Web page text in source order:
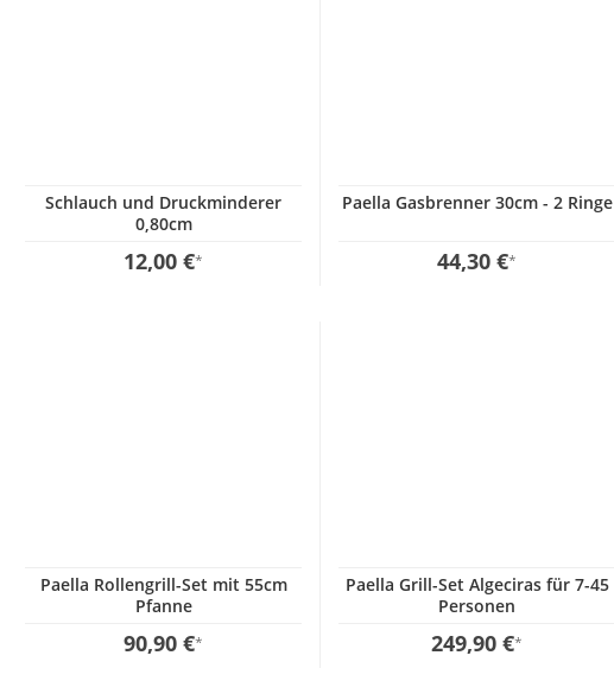
Schlauch und Druckminderer
0,80cm
12,00 €*
Paella Gasbrenner 30cm - 2 Ringe
44,30 €*
Paella Rollengrill-Set mit 55cm
Pfanne
90,90 €*
Paella Grill-Set Algeciras für 7-45
Personen
249,90 €*